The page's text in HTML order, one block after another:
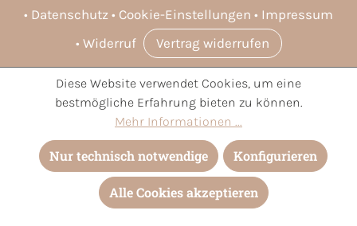
Datenschutz
Cookie-Einstellungen
Impressum
Widerruf
Vertrag widerrufen
* Alle Preise inkl. gesetzl. Mehrwertsteuer zzgl.Versandkosten
und ggf. Nachnahmegebühren, wenn nicht anders angegeben.
Diese Website verwendet Cookies, um eine
bestmögliche Erfahrung bieten zu können.
Mehr Informationen ...
Nur technisch notwendige Konfigurieren
Alle Cookies akzeptieren